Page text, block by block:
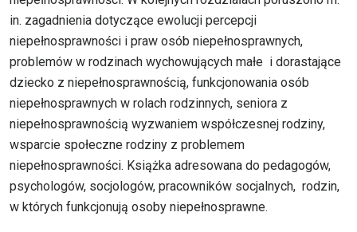
in. zagadnienia dotyczące ewolucji percepcji
niepełnosprawności i praw osób niepełnosprawnych,
problemów w rodzinach wychowujących małe i dorastające
dziecko z niepełnosprawnością, funkcjonowania osób
niepełnosprawnych w rolach rodzinnych, seniora z
niepełnosprawnością wyzwaniem współczesnej rodziny,
wsparcie społeczne rodziny z problemem
niepełnosprawności. Książka adresowana do pedagogów,
psychologów, socjologów, pracowników socjalnych, rodzin,
w których funkcjonują osoby niepełnosprawne.